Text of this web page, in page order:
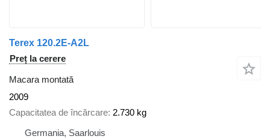
Terex 120.2E-A2L
Preț la cerere
Macara montată
2009
Capacitatea de încărcare 2.730 kg
Germania, Saarlouis